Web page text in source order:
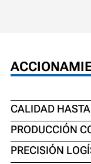
CALIDAD
PRODUCCIÓN
PRECISIÓN